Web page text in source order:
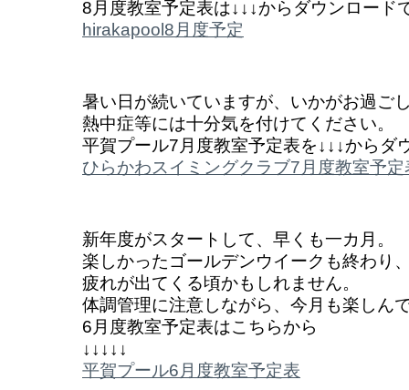
8月度教室予定表は↓↓↓からダウンロード
hirakapool8月度予定
暑い日が続いていますが、いかがお過ご
熱中症等には十分気を付けてください。
平賀プール7月度教室予定表を↓↓↓からダ
ひらかわスイミングクラブ7月度教室予定
新年度がスタートして、早くも一カ月。
楽しかったゴールデンウイークも終わり
疲れが出てくる頃かもしれません。
体調管理に注意しながら、今月も楽しん
6月度教室予定表はこちらから
↓↓↓↓↓
平賀プール6月度教室予定表